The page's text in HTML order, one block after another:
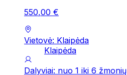
550,00 €
Vietovė: Klaipėda
Klaipėda
Dalyviai: nuo 1 iki 6 žmonių